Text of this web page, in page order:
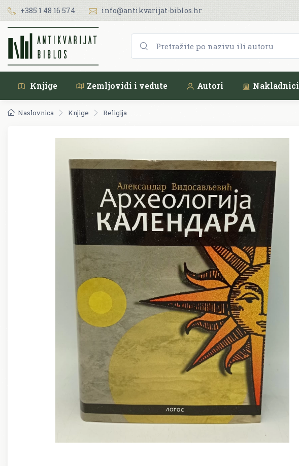
+385 1 48 16 574 info@antikvarijat-biblos.hr
Knjige Zemljovidi i vedute Autori Nakladnici
Naslovnica Knjige Religija